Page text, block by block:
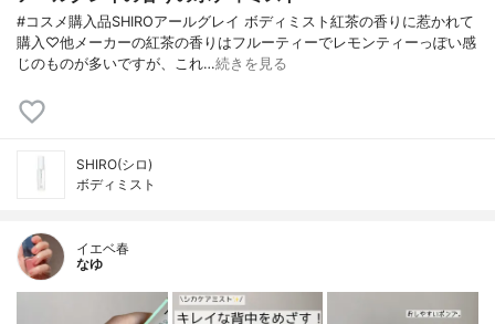
#コスメ購入品SHIROアールグレイ ボディミスト紅茶の香りに惹かれて
購入♡他メーカーの紅茶の香りはフルーティーでレモンティーっぽい感
じのものが多いですが、これ…続きを見る
SHIRO(シロ)
ボディミスト
イエベ春
なゆ